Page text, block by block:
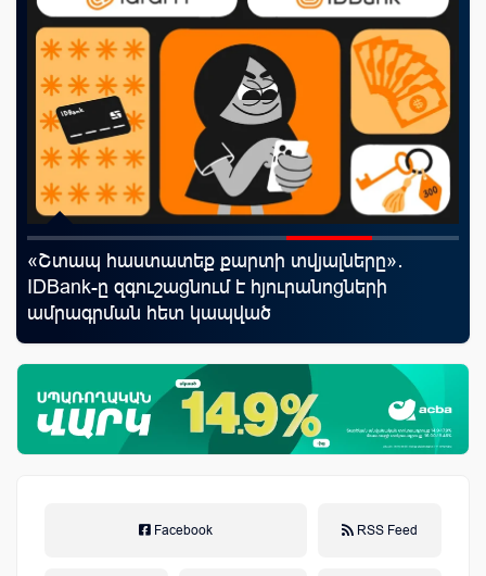
«Շտապ հաստատեք քարտի տվյալները»․
IDBank-ը զգուշացնում է հյուրանոցների
ամրագրման հետ կապված
զեղծարարությունների մասին
Facebook RSS Feed